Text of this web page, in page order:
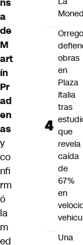
a
de
M
art
ín
Pr
ad
en
as
y
co
nfi
rm
ó
la
m
ed
Orrego
obras
en
Plaza
Italia
tras
que
revela
caída
de
67%
en
Una